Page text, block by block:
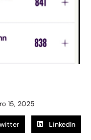
15, 2025
LinkedIn